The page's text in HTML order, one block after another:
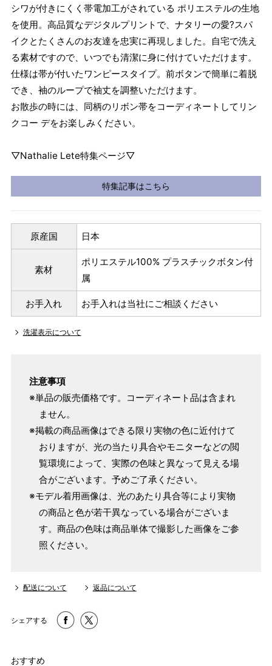
シワが付きにくく帯電加工がされている ポリエステルの生地
を使用。高品質なデジタルプリントで、ナタリーの愛?スパ
イクとたくさんのお友達を忠実に再現しました。自宅で洗え
る素材ですので、いつでも清潔に身に付けていただけます。
仕様は帯が付いたワンピースタイプ。前ボタンで簡単に着脱
でき、袖のループで袖丈を調整いただけます。
お散歩の時には、同柄のリボン帯をコーディネートしてリン
クコー デをお楽しみください。
▽Nathalie Lete特集ページ▽
特集記事はこちら
原産国 日本
素材
ポリエステル100% プラスチックボタン付
属
お手入れ お手入れは当社にご相談ください
洗濯表示について
注意事項
※単品の販売価格です。コーディネート品は含まれ
ません。
※掲載の商品画像はできる限り実物の色に近付けて
おりますが、光の当たり具合やモニターなどの閲
覧環境によって、実際の色味と異なって見える場
合がございます。予めご了承ください。
※モデル着用画像は、光のあたり具合等により実物
の商品と色が若干異なっている場合がございま
す。商品の色味は商品単体で撮影した画像をご参
照ください。
配送について 返品について
シェアする
おすすめ